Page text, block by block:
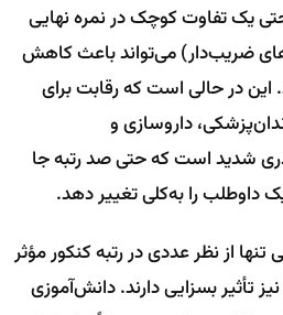
یک تفاوت کوچک در نمره نهایی
۲۰ در درس‌های ضریب‌دار) می‌تواند باعث کاهش
در حالی است که رقابت برای
داروسازی و
شدید است که حتی صد رتبه جا
داوطلب را به‌کلی تغییر دهد.
تنها از نظر عددی در رتبه کنکور مؤثر
تأثیر بسزایی دارند. دانش‌آموزی